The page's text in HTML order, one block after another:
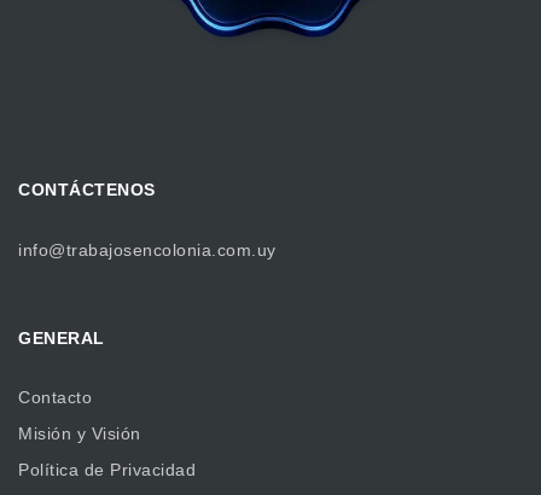
CONTÁCTENOS
info@trabajosencolonia.com.uy
GENERAL
Contacto
Misión y Visión
Política de Privacidad